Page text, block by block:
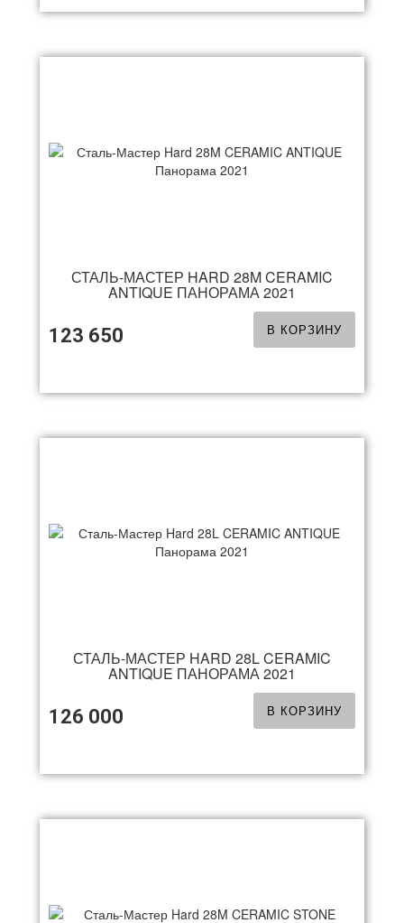
СТАЛЬ-МАСТЕР HARD 28M CERAMIC
ANTIQUE ПАНОРАМА 2021
123 650 В КОРЗИНУ
СТАЛЬ-МАСТЕР HARD 28L CERAMIC
ANTIQUE ПАНОРАМА 2021
126 000 В КОРЗИНУ